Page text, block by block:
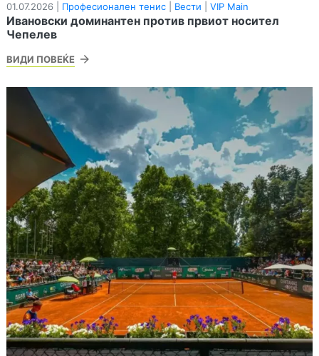
01.07.2026 | Професионален тенис Вести VIP Main
Ивановски доминантен против првиот носител
Чепелев
ВИДИ ПОВЕЌЕ